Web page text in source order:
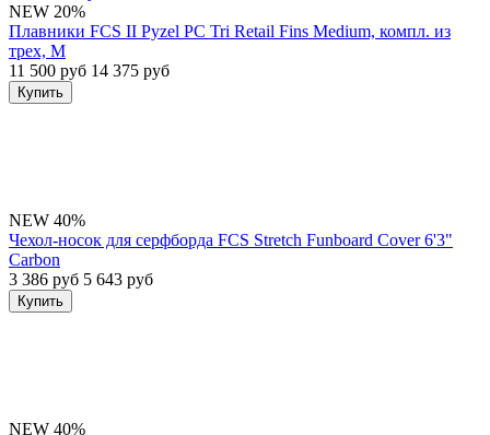
NEW 20%
Плавники FCS II Pyzel PC Tri Retail Fins Medium, компл. из
трех, M
11 500 руб 14 375 руб
Купить
NEW 40%
Чехол-носок для серфборда FCS Stretch Funboard Cover 6'3"
Carbon
3 386 руб 5 643 руб
Купить
NEW 40%